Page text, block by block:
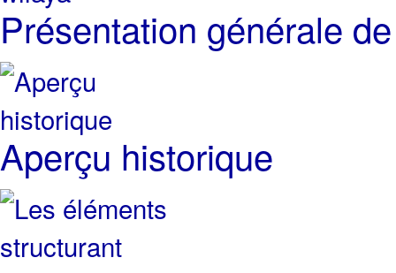
Présentation générale
Aperçu historique